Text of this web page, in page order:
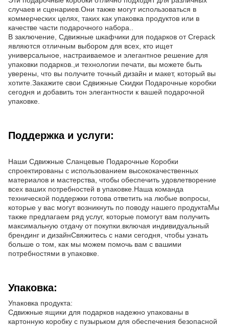
случаев и сценариев.Они также могут использоваться в
коммерческих целях, таких как упаковка продуктов или в
качестве части подарочного набора..
В заключение, Сдвижные шкафчики для подарков от Crepack
являются отличным выбором для всех, кто ищет
универсальное, настраиваемое и элегантное решение для
упаковки подарков.,и технологии печати, вы можете быть
уверены, что вы получите точный дизайн и макет, который вы
хотите.Закажите свои Сдвижные Скидки Подарочные коробки
сегодня и добавить тон элегантности к вашей подарочной
упаковке.
Поддержка и услуги:
Наши Сдвижные Сланцевые Подарочные Коробки
спроектированы с использованием высококачественных
материалов и мастерства, чтобы обеспечить удовлетворение
всех ваших потребностей в упаковке.Наша команда
технической поддержки готова ответить на любые вопросы,
которые у вас могут возникнуть по поводу нашего продуктаМы
также предлагаем ряд услуг, которые помогут вам получить
максимальную отдачу от покупки.включая индивидуальный
брендинг и дизайнСвяжитесь с нами сегодня, чтобы узнать
больше о том, как мы можем помочь вам с вашими
потребностями в упаковке.
Упаковка:
Упаковка продукта:
Сдвижные ящики для подарков надежно упакованы в
картонную коробку с пузырьком для обеспечения безопасной